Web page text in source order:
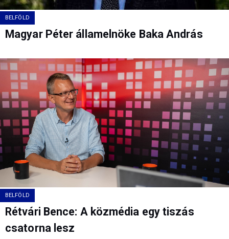
BELFÖLD
Magyar Péter államelnöke Baka András
BELFÖLD
Rétvári Bence: A közmédia egy tiszás
csatorna lesz